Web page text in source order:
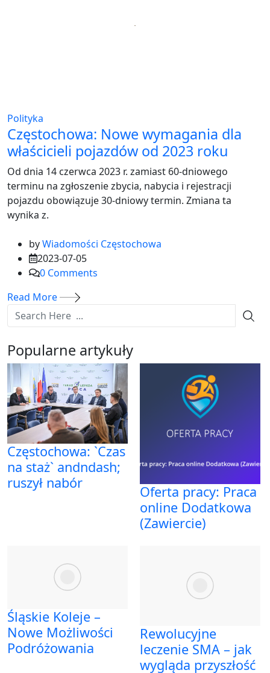
Polityka
Częstochowa: Nowe wymagania dla
właścicieli pojazdów od 2023 roku
Od dnia 14 czerwca 2023 r. zamiast 60-dniowego
terminu na zgłoszenie zbycia, nabycia i rejestracji
pojazdu obowiązuje 30-dniowy termin. Zmiana ta
wynika z.
byWiadomości Częstochowa
2023-07-05
0 Comments
Read More
Popularne artykuły
Częstochowa: `Czas
na staż` andndash;
ruszył nabór
Oferta pracy: Praca
online Dodatkowa
(Zawiercie)
Śląskie Koleje –
Nowe Możliwości
Podróżowania
Rewolucyjne
leczenie SMA – jak
wygląda przyszłość